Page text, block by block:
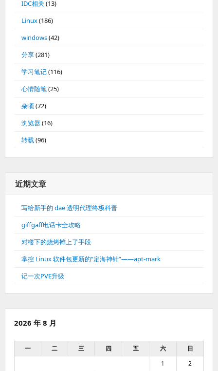
IDC相关(13)
Linux(186)
windows(42)
分享(281)
学习笔记(116)
心情随笔(25)
杂项 (72)
浏览器(16)
转载(96)
近期文章
写给新手的 dae 透明代理终极科普
giffgaff电话卡全攻略
对楼下的烧烤摊上了手段
掌控 Linux 软件包更新的“定海神针”——apt-mark
记一次PVE升级
2026 年 8 月
一 二 三 四 五 六
日
1
2